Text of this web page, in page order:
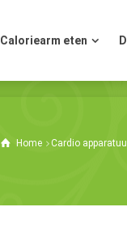
Caloriearm eten
Home Cardio